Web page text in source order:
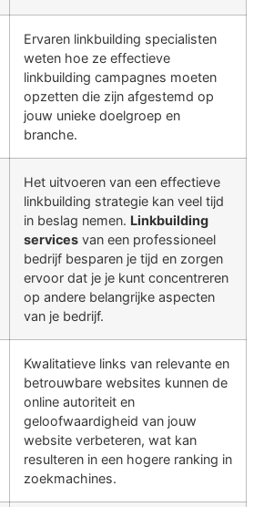
Ervaren linkbuilding specialisten
weten hoe ze effectieve
linkbuilding campagnes moeten
opzetten die zijn afgestemd op
jouw unieke doelgroep en
branche.
Het uitvoeren van een effectieve
linkbuilding strategie kan veel tijd
in beslag nemen. Linkbuilding
services van een professioneel
bedrijf besparen je tijd en zorgen
ervoor dat je je kunt concentreren
op andere belangrijke aspecten
van je bedrijf.
Kwalitatieve links van relevante en
betrouwbare websites kunnen de
online autoriteit en
geloofwaardigheid van jouw
website verbeteren, wat kan
resulteren in een hogere ranking in
zoekmachines.